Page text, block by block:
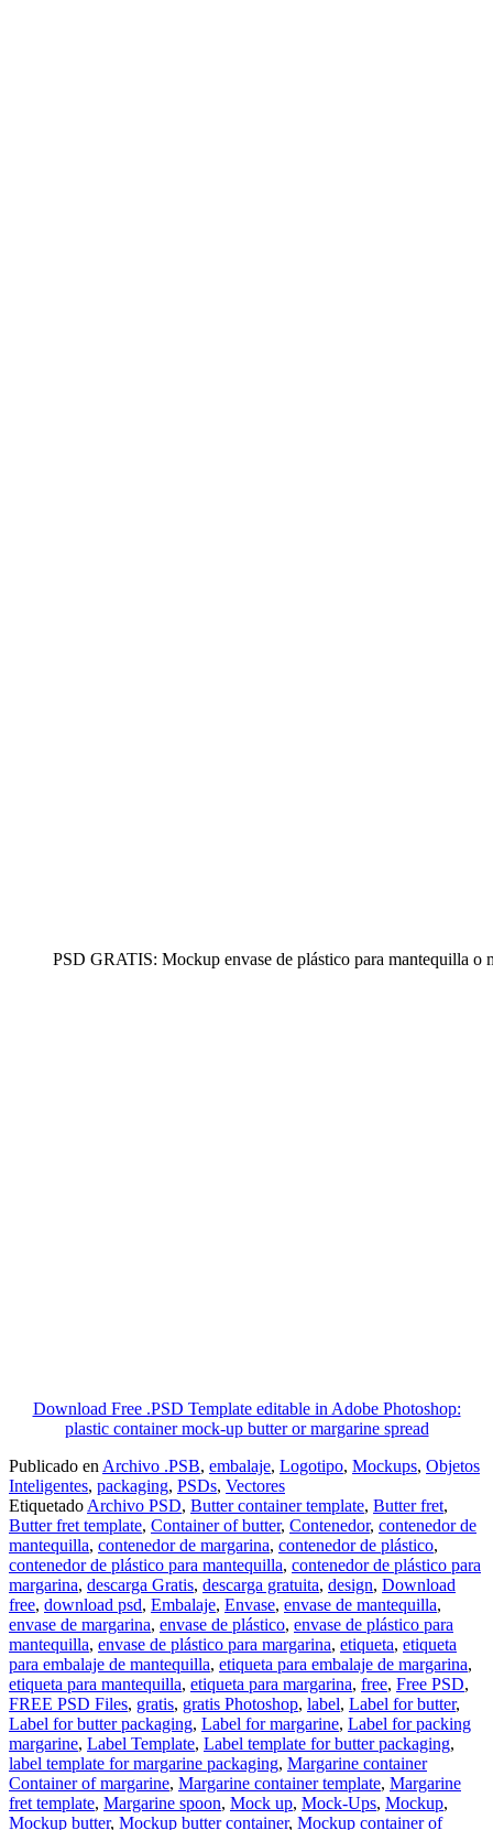
PSD GRATIS: Mockup envase de plástico para mantequilla o
Download Free .PSD Template editable in Adobe Photoshop:
plastic container mock-up butter or margarine spread
Publicado en Archivo .PSB, embalaje, Logotipo, Mockups, Objetos
Inteligentes, packaging, PSDs, Vectores
Etiquetado Archivo PSD, Butter container template, Butter fret,
Butter fret template, Container of butter, Contenedor, contenedor de
mantequilla, contenedor de margarina, contenedor de plástico,
contenedor de plástico para mantequilla, contenedor de plástico para
margarina, descarga Gratis, descarga gratuita, design, Download
free, download psd, Embalaje, Envase, envase de mantequilla,
envase de margarina, envase de plástico, envase de plástico para
mantequilla, envase de plástico para margarina, etiqueta, etiqueta
para embalaje de mantequilla, etiqueta para embalaje de margarina,
etiqueta para mantequilla, etiqueta para margarina, free, Free PSD,
FREE PSD Files, gratis, gratis Photoshop, label, Label for butter,
Label for butter packaging, Label for margarine, Label for packing
margarine, Label Template, Label template for butter packaging,
label template for margarine packaging, Margarine container
Container of margarine, Margarine container template, Margarine
fret template, Margarine spoon, Mock up, Mock-Ups, Mockup,
Mockup butter, Mockup butter container, Mockup container of